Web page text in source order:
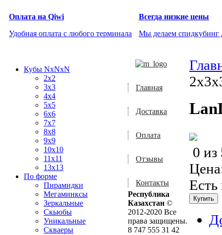
Оплата на Qiwi
Удобная оплата с любого терминала
Всегда низкие цены
Мы делаем спидкубинг
Кубы NxNxN
2x2
3x3
4x4
5x5
6x6
7x7
8x8
9x9
10x10
11x11
13x13
По форме
Пирамидки
Мегаминксы
Зеркальные
Скьюбы
Уникальные
Скваеры
0 из
Есть
Главная
Доставка
Оплата
Отзывы
Контакты
Республика
Казахстан ©
2012-2020 Все
права защищены.
8 747 555 31 42